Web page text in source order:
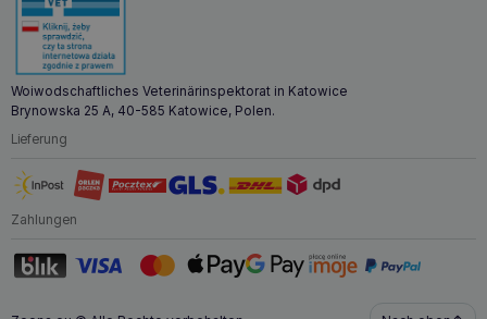
Woiwodschaftliches Veterinärinspektorat in Katowice
Brynowska 25 A, 40-585 Katowice, Polen.
Lieferung
Zahlungen